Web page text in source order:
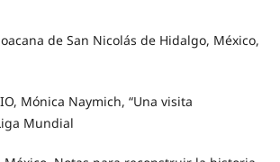
de San Nicolás de Hidalgo, México,
Mónica Naymich, “Una visita
Mundial